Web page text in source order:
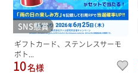
SNS懸賞
ギフトカード、ステンレスサーモ
ボト...
10名様